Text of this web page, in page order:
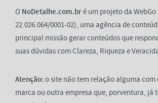
O NoDetalhe.com.bré um projeto da WebGo
22.026.064/0001-02), uma agência de
principal missão gerar conteúdos que
suas dúvidas com Clareza, Riqueza e
Atenção: o site não tem relação alguma
marca ou outra empresa que, porventura, já